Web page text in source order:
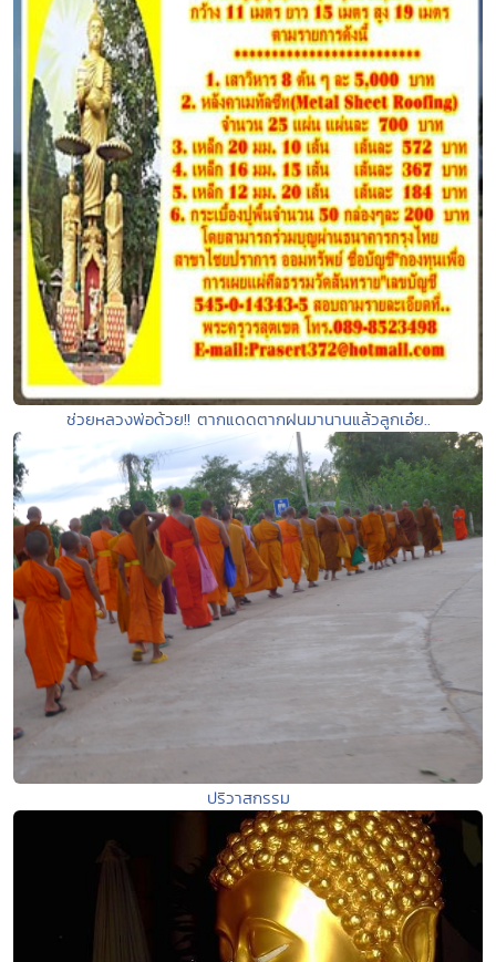
ช่วยหลวงพ่อด้วย!! ตากแดดตากฝนมานานแล้วลูกเอ๋ย..
ปริวาสกรรม